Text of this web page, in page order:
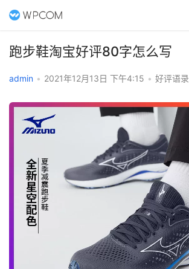
跑步鞋淘宝好评80字怎么写
admin • 2021年12月13日 下午4:15 • 好评语录